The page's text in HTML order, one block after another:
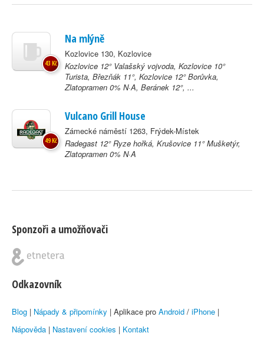
Na mlýně
Kozlovice 130, Kozlovice
Kozlovice 12° Valašský vojvoda, Kozlovice 10°
Turista, Březňák 11°, Kozlovice 12° Borůvka,
Zlatopramen 0% N·A, Beránek 12°, ...
43 Kč
Vulcano Grill House
Zámecké náměstí 1263, Frýdek-Místek
Radegast 12° Ryze hořká, Krušovice 11° Mušketýr,
Zlatopramen 0% N·A
49 Kč
Sponzoři a umožňovači
Odkazovník
Blog | Nápady & připomínky | Aplikace pro Android / iPhone |
Nápověda | Nastavení cookies | Kontakt